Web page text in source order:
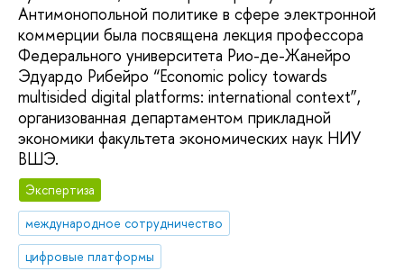
Антимонопольной политике в сфере электронной
коммерции была посвящена лекция профессора
Федерального университета Рио-де-Жанейро
Эдуардо Рибейро “Economic policy towards
multisided digital platforms: international context”,
организованная департаментом прикладной
экономики факультета экономических наук НИУ
ВШЭ.
Экспертиза
международное сотрудничество
цифровые платформы